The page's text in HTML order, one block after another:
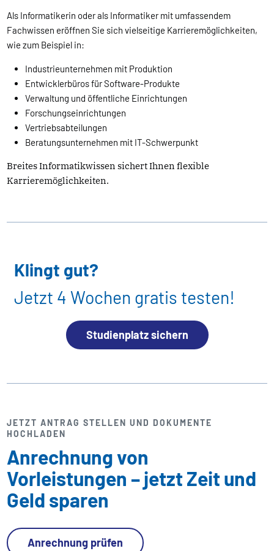
Als Informatikerin oder als Informatiker mit umfassendem
Fachwissen eröffnen Sie sich vielseitige Karrieremöglichkeiten,
wie zum Beispiel in:
Industrieunternehmen mit Produktion
Entwicklerbüros für Software-Produkte
Verwaltung und öffentliche Einrichtungen
Forschungseinrichtungen
Vertriebsabteilungen
Beratungsunternehmen mit IT-Schwerpunkt
Breites Informatikwissen sichert Ihnen flexible
Karrieremöglichkeiten.
Klingt gut?
Jetzt 4 Wochen gratis testen!
Studienplatz sichern
JETZT ANTRAG STELLEN UND DOKUMENTE
HOCHLADEN
Anrechnung von
Vorleistungen – jetzt Zeit und
Geld sparen
Anrechnung prüfen